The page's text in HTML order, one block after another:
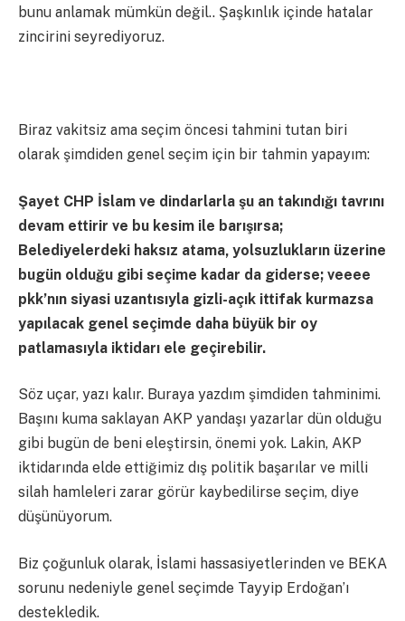
bunu anlamak mümkün değil.. Şaşkınlık içinde hatalar
zincirini seyrediyoruz.
Biraz vakitsiz ama seçim öncesi tahmini tutan biri
olarak şimdiden genel seçim için bir tahmin yapayım:
Şayet CHP İslam ve dindarlarla şu an takındığı tavrını
devam ettirir ve bu kesim ile barışırsa;
Belediyelerdeki haksız atama, yolsuzlukların üzerine
bugün olduğu gibi seçime kadar da giderse; veeee
pkk’nın siyasi uzantısıyla gizli-açık ittifak kurmazsa
yapılacak genel seçimde daha büyük bir oy
patlamasıyla iktidarı ele geçirebilir.
Söz uçar, yazı kalır. Buraya yazdım şimdiden tahminimi.
Başını kuma saklayan AKP yandaşı yazarlar dün olduğu
gibi bugün de beni eleştirsin, önemi yok. Lakin, AKP
iktidarında elde ettiğimiz dış politik başarılar ve milli
silah hamleleri zarar görür kaybedilirse seçim, diye
düşünüyorum.
Biz çoğunluk olarak, İslami hassasiyetlerinden ve BEKA
sorunu nedeniyle genel seçimde Tayyip Erdoğan’ı
destekledik.